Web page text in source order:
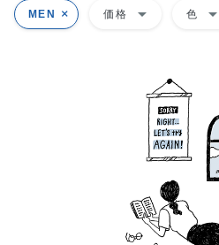
MEN 価格 arrow_drop_down 色 arrow_drop_down